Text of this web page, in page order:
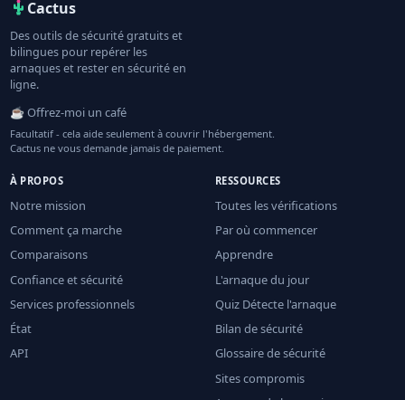
Cactus
Des outils de sécurité gratuits et
bilingues pour repérer les
arnaques et rester en sécurité en
ligne.
☕ Offrez-moi un café
Facultatif - cela aide seulement à couvrir l'hébergement.
Cactus ne vous demande jamais de paiement.
À PROPOS
Notre mission
Comment ça marche
Comparaisons
Confiance et sécurité
Services professionnels
État
API
RESSOURCES
Toutes les vérifications
Par où commencer
Apprendre
L'arnaque du jour
Quiz Détecte l'arnaque
Bilan de sécurité
Glossaire de sécurité
Sites compromis